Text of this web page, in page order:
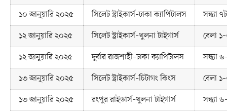
১০ জানুয়ারি ২০২৫
সিলেট স্ট্রাইকার্স–ঢাকা ক্যাপিটালস
সন্ধ্যা
১২ জানুয়ারি ২০২৫
সিলেট স্ট্রাইকার্স–খুলনা টাইগার্স
বেলা
১২ জানুয়ারি ২০২৫
দুর্বার রাজশাহী–ঢাকা ক্যাপিটালস
সন্ধ্যা
১৩ জানুয়ারি ২০২৫
সিলেট স্ট্রাইকার্স–চিটাগং কিংস
বেলা
১৩ জানুয়ারি ২০২৫
রংপুর রাইডার্স–খুলনা টাইগার্স সন্ধ্যা